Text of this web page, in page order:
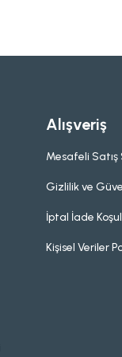
Alışveriş
Mesafeli Satış
Gizlilik ve
İptal İade
Kişisel Veriler